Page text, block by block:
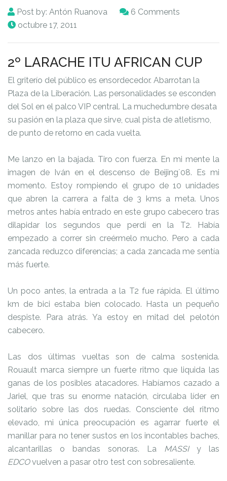
Post by: Antón Ruanova
6 Comments
octubre 17, 2011
2º LARACHE ITU AFRICAN CUP
El griterío del público es ensordecedor. Abarrotan la
Plaza de la Liberación. Las personalidades se esconden
del Sol en el palco VIP central. La muchedumbre desata
su pasión en la plaza que sirve, cual pista de atletismo,
de punto de retorno en cada vuelta.
Me lanzo en la bajada. Tiro con fuerza. En mi mente la
imagen de Iván en el descenso de Beijing´08. Es mi
momento. Estoy rompiendo el grupo de 10 unidades
que abren la carrera a falta de 3 kms a meta. Unos
metros antes había entrado en este grupo cabecero tras
dilapidar los segundos que perdí en la T2. Había
empezado a correr sin creérmelo mucho. Pero a cada
zancada reduzco diferencias; a cada zancada me sentía
más fuerte.
Un poco antes, la entrada a la T2 fue rápida. El último
km de bici estaba bien colocado. Hasta un pequeño
despiste. Para atrás. Ya estoy en mitad del pelotón
cabecero.
Las dos últimas vueltas son de calma sostenida.
Rouault marca siempre un fuerte ritmo que liquida las
ganas de los posibles atacadores. Habíamos cazado a
Jariel, que tras su enorme natación, circulaba líder en
solitario sobre las dos ruedas. Consciente del ritmo
elevado, mi única preocupación es agarrar fuerte el
manillar para no tener sustos en los incontables baches,
alcantarillas o bandas sonoras. La MASSI y las
EDCOvuelven a pasar otro test con sobresaliente.